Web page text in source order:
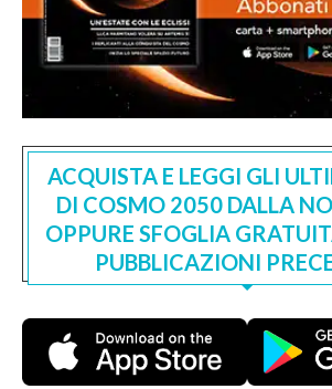
ACQUISTA E LEGGI GLI
DI COSMO 2050 DALLA
OPPURE SFOGLIA
PUBBLICAZIONI